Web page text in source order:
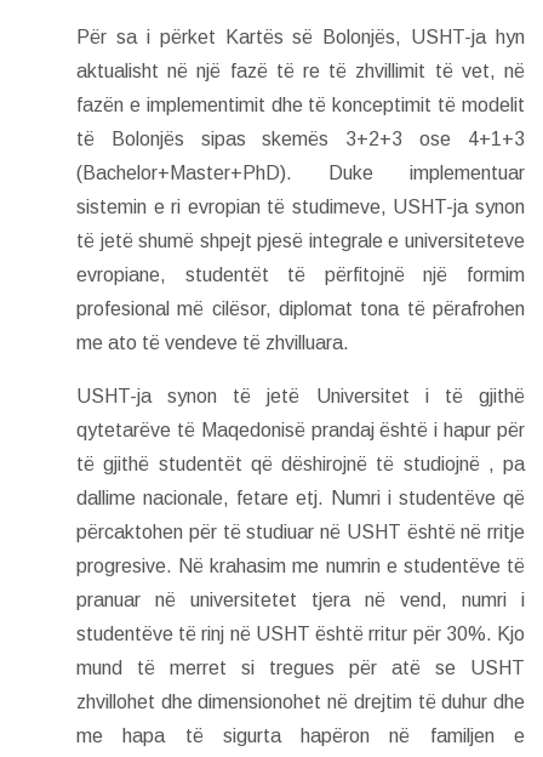
Për sa i përket Kartës së Bolonjës, USHT-ja hyn
aktualisht në një fazë të re të zhvillimit të vet, në
fazën e implementimit dhe të konceptimit të modelit
të Bolonjës sipas skemës 3+2+3 ose 4+1+3
(Bachelor+Master+PhD). Duke implementuar
sistemin e ri evropian të studimeve, USHT-ja synon
të jetë shumë shpejt pjesë integrale e universiteteve
evropiane, studentët të përfitojnë një formim
profesional më cilësor, diplomat tona të përafrohen
me ato të vendeve të zhvilluara.
USHT-ja synon të jetë Universitet i të gjithë
qytetarëve të Maqedonisë prandaj është i hapur për
të gjithë studentët që dëshirojnë të studiojnë , pa
dallime nacionale, fetare etj. Numri i studentëve që
përcaktohen për të studiuar në USHT është në rritje
progresive. Në krahasim me numrin e studentëve të
pranuar në universitetet tjera në vend, numri i
studentëve të rinj në USHT është rritur për 30%. Kjo
mund të merret si tregues për atë se USHT
zhvillohet dhe dimensionohet në drejtim të duhur dhe
me hapa të sigurta hapëron në familjen e